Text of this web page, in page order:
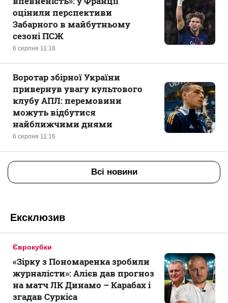
6 серпня 11:18
оцінили перспективи
Забарного в майбутньому
сезоні ПСЖ
6 серпня 11:16
Воротар збірної України
привернув увагу культового
клубу АПЛ: перемовини
можуть відбутися
найближчими днями
Всі новини
Ексклюзив
Єврокубки
«Зірку з Пономаренка зробили
журналісти»: Алієв дав прогноз
на матч ЛК Динамо – Карабах і
згадав Суркіса